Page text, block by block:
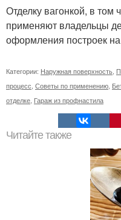
Отделку вагонкой, в том
применяют владельцы
оформления построек
Категории: Наружная поверхность
процесс Советы по применению
отделке Гараж из профнастила
Читайте также